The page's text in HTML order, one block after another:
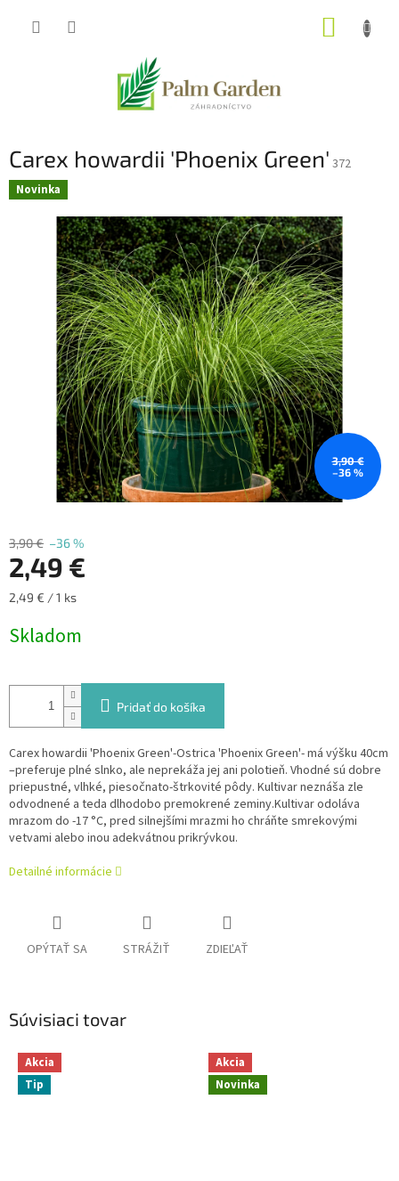
Carex howardii 'Phoenix Green' 372
Novinka
3,90 €
–36 %
3,90 € –36 %
2,49 €
Jednotková
2,49 € / 1 ks
Skladom
Pridať do košíka
Carex howardii 'Phoenix Green'-Ostrica 'Phoenix Green'- má výšku 40cm
–preferuje plné slnko, ale neprekáža jej ani polotieň. Vhodné sú dobre
priepustné, vlhké, piesočnato-štrkovité pôdy. Kultivar neznáša zle
odvodnené a teda dlhodobo premokrené zeminy.Kultivar odoláva
mrazom do -17 °C, pred silnejšími mrazmi ho chráňte smrekovými
vetvami alebo inou adekvátnou prikrývkou.
Detailné informácie
OPÝTAŤ SA STRÁŽIŤ ZDIEĽAŤ
Súvisiaci tovar
Akcia
Tip
Akcia
Novinka